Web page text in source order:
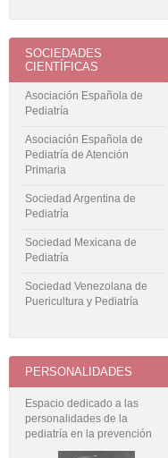
SOCIEDADES
CIENTÍFICAS
Asociación Española de
Pediatría
Asociación Española de
Pediatría de Atención
Primaria
Sociedad Argentina de
Pediatría
Sociedad Mexicana de
Pediatría
Sociedad Venezolana de
Puericultura y Pediatría
PERSONALIDADES
Espacio dedicado a las
personalidades de la
pediatría en la prevención